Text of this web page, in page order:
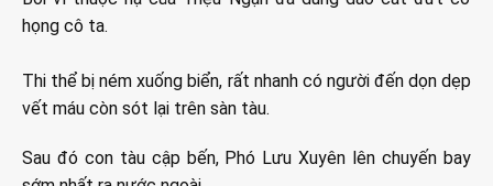
họng cô ta.
Thi thể bị ném xuống biển, rất nhanh có người đến dọn dẹp
vết máu còn sót lại trên sàn tàu.
Sau đó con tàu cập bến, Phó Lưu Xuyên lên chuyến bay